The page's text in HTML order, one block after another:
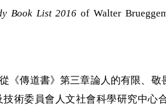
Book List 2016 of Walter
從《傳道書》第三章論人的有限、
術委員會人文社會科學研究中